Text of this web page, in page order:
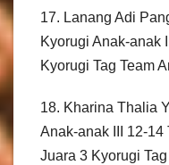
17. Lanang Adi
Kyorugi Anak-anak
Kyorugi Tag Team
18. Kharina Thalia
Anak-anak III 12-14
Juara 3 Kyorugi